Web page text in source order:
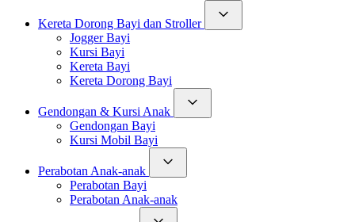
Kereta Dorong Bayi dan Stroller
Jogger Bayi
Kursi Bayi
Kereta Bayi
Kereta Dorong Bayi
Gendongan & Kursi Anak
Gendongan Bayi
Kursi Mobil Bayi
Perabotan Anak-anak
Perabotan Bayi
Perabotan Anak-anak